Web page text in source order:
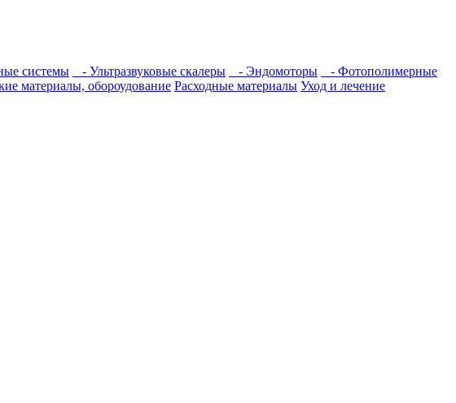
системы - Ультразвуковые скалеры - Эндомоторы
- Фотополимерные
материалы, обороудование Расходные материалы Уход и лечение